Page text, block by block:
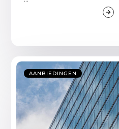
AANBIEDINGEN